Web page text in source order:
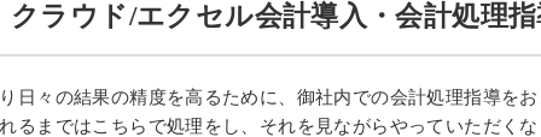
クラウド/エクセル会計導入・会計処理
日々の結果の精度を高るために、御社内での会計処理指導を
るまではこちらで処理をし、それを見ながらやっていただく